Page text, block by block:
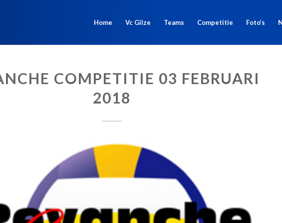
Home Vc Gilze Teams Competitie Foto’s
COMPETITIE 03 FEBRUARI
2018